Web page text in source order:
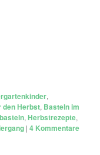
,
den Herbst, Basteln im
,Herbstrezepte,
|4 Kommentare